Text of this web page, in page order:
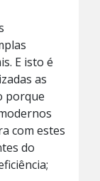
E isto é
as
porque
com estes
do